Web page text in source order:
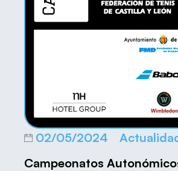
02/05/2024
Campeonatos